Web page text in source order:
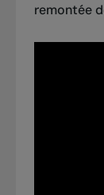
remontée